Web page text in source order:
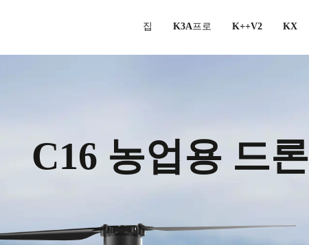
집 K3A프로 K++V2 KX
C16 농업용 드론